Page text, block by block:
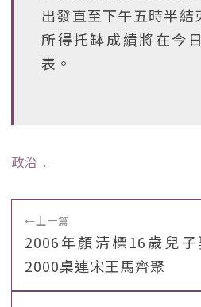
出發直至下午五時半結
所得托缽成績將在今
表。
政治 ﹒
←上一篇
2006年顏清標16歲兒
2000桌連宋王馬齊聚